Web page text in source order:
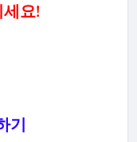
요!
기